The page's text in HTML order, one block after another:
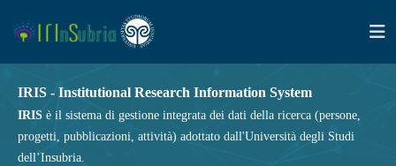
IRIS - Institutional Research Information System
IRIS è il sistema di gestione integrata dei dati della ricerca (persone,
progetti, pubblicazioni, attività) adottato dall'Università degli Studi
dell’Insubria.